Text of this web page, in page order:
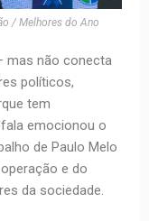
/ Melhores do Ano
mas não conecta
políticos,
tem
emocionou o
de Paulo Melo
e do
da sociedade.